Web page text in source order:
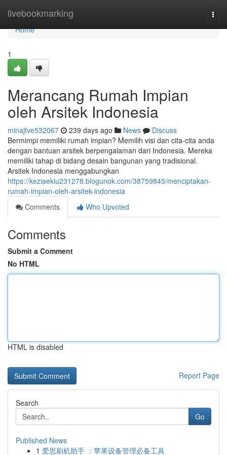
livebookmarking
Home
Home
1
Merancang Rumah Impian
oleh Arsitek Indonesia
minajtve532067 239 days ago News
Discuss
Bermimpi memiliki rumah impian? Memilih visi dan cita-cita anda
dengan bantuan arsitek berpengalaman dari Indonesia. Mereka
memiliki tahap di bidang desain bangunan yang tradisional.
Arsitek Indonesia menggabungkan
https://keziaekiu231278.blogunok.com/38759845/menciptakan-
rumah-impian-oleh-arsitek-indonesia
Comments
Who Upvoted
Comments
Submit a Comment
No HTML
HTML is disabled
Report Page
Search
Go
Published News
1 爱思刷机助手 ：苹果设备管理必备工具